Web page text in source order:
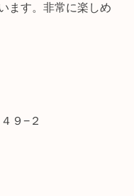
ます。非常に楽しめ
９−２